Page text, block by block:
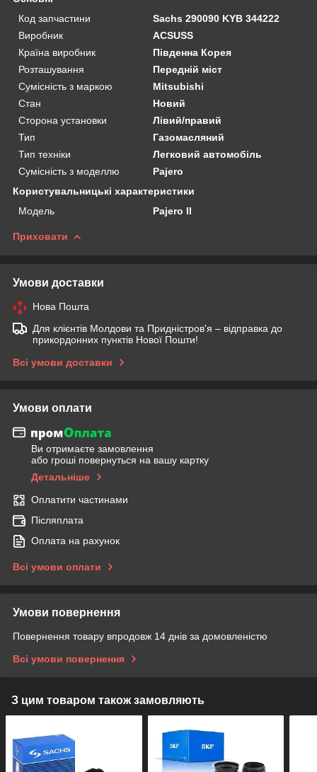
Код запчастини
Sachs 290090 KYB 344222
Виробник
ACSUSS
Країна виробник
Південна Корея
Розташування
Передній міст
Сумісність з маркою
Mitsubishi
Стан
Новий
Сторона установки
Лівий/правий
Тип
Газомасляний
Тип техніки
Легковий автомобіль
Сумісність з моделлю
Pajero
Користувальницькі характеристики
Мoдель
Pajero II
Приховати
Умови доставки
Нова Пошта
Для клієнтів Молдови та Придністров'я – відправка до
прикордонних пунктів Нової Пошти!
Всі умови доставки
Умови оплати
Ви отримаєте замовлення
або гроші повернуться на вашу картку
Детальніше
Оплатити частинами
Післяплата
Оплата на рахунок
Всі умови оплати
Умови повернення
Повернення товару впродовж 14 днів за домовленістю
Всі умови повернення
З цим товаром також замовляють